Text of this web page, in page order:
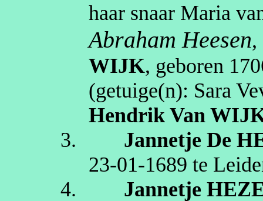
haar snaar Maria
Abraham Heesen,
WIJK, geboren
(getuige(n): Sara
Hendrik Van
3.
Jannetje De
23‑01‑1689 te
4.
Jannetje